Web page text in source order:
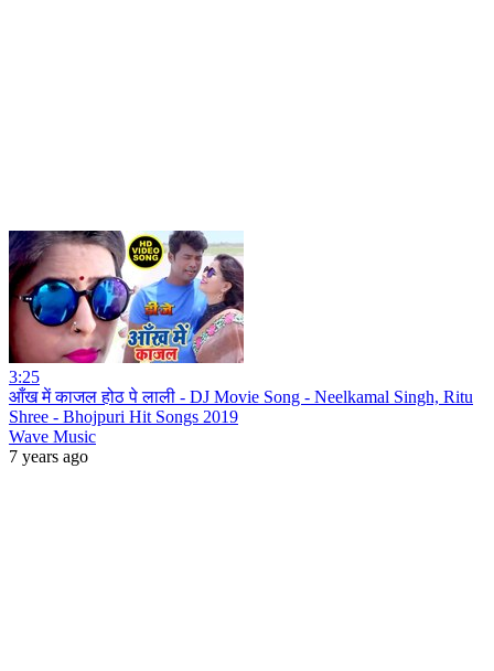
3:25
आँख में काजल होठ पे लाली - DJ Movie Song - Neelkamal Singh, Ritu
Shree - Bhojpuri Hit Songs 2019
Wave Music
7 years ago